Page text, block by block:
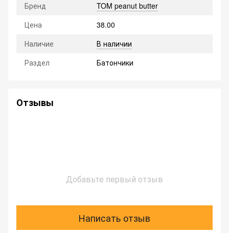
Бренд
TOM peanut butter
Цена
38.00
Наличие
В наличии
Раздел
Батончики
Отзывы
Добавьте первый отзыв
Написать отзыв